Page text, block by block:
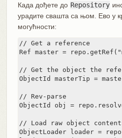
Када дођете до Repository
урадите свашта са њом. Ево у
могућности:
// Get a reference
Ref master =
// Get the object the
ObjectId masterTip =
// Rev-parse
ObjectId obj =
// Load raw object
ObjectLoader loader =